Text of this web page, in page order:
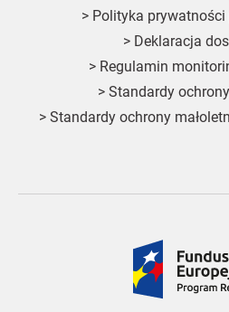
> Polityka
> Deklaracja
> Regulamin
>Standardy
> Standardy ochrony
Fundusze
Europejskie